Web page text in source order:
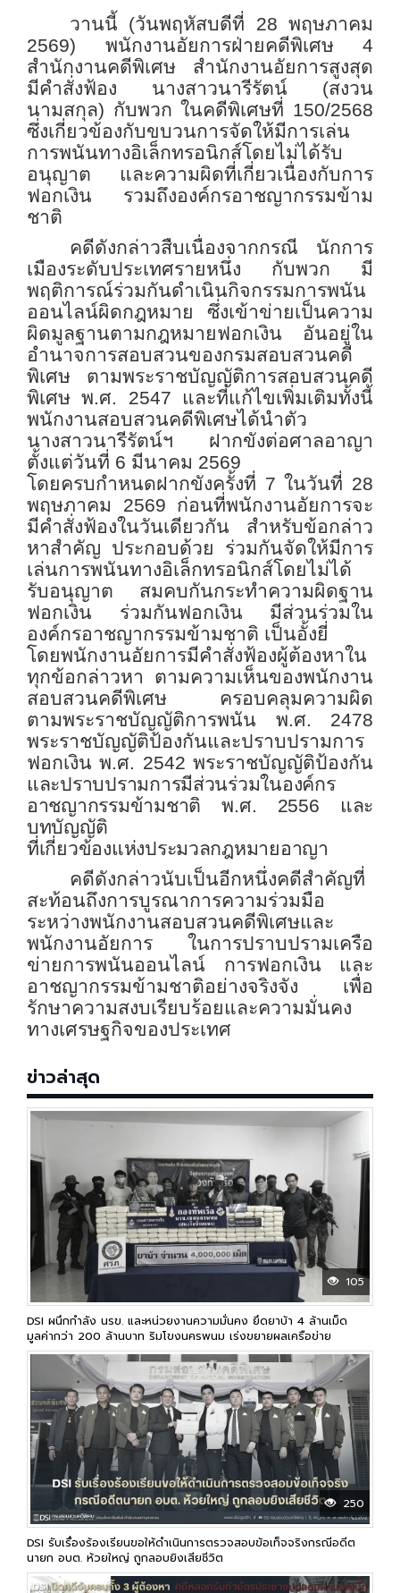
วานนี้ (วันพฤหัสบดีที่ 28 พฤษภาคม
2569) พนักงานอัยการฝ่ายคดีพิเศษ 4
สำนักงานคดีพิเศษ สำนักงานอัยการสูงสุด
มีคำสั่งฟ้อง นางสาวนารีรัตน์ (สงวน
นามสกุล) กับพวก ในคดีพิเศษที่ 150/2568
ซึ่งเกี่ยวข้องกับขบวนการจัดให้มีการเล่น
การพนันทางอิเล็กทรอนิกส์โดยไม่ได้รับ
อนุญาต และความผิดที่เกี่ยวเนื่องกับการ
ฟอกเงิน รวมถึงองค์กรอาชญากรรมข้าม
ชาติ
คดีดังกล่าวสืบเนื่องจากกรณี นักการ
เมืองระดับประเทศรายหนึ่ง กับพวก มี
พฤติการณ์ร่วมกันดำเนินกิจกรรมการพนัน
ออนไลน์ผิดกฎหมาย ซึ่งเข้าข่ายเป็นความ
ผิดมูลฐานตามกฎหมายฟอกเงิน อันอยู่ใน
อำนาจการสอบสวนของกรมสอบสวนคดี
พิเศษ ตามพระราชบัญญัติการสอบสวนคดี
พิเศษ พ.ศ. 2547 และที่แก้ไขเพิ่มเติมทั้งนี้
พนักงานสอบสวนคดีพิเศษได้นำตัว
นางสาวนารีรัตน์ฯ ฝากขังต่อศาลอาญา
ตั้งแต่วันที่ 6 มีนาคม 2569
โดยครบกำหนดฝากขังครั้งที่ 7 ในวันที่ 28
พฤษภาคม 2569 ก่อนที่พนักงานอัยการจะ
มีคำสั่งฟ้องในวันเดียวกัน สำหรับข้อกล่าว
หาสำคัญ ประกอบด้วย ร่วมกันจัดให้มีการ
เล่นการพนันทางอิเล็กทรอนิกส์โดยไม่ได้
รับอนุญาต สมคบกันกระทำความผิดฐาน
ฟอกเงิน ร่วมกันฟอกเงิน มีส่วนร่วมใน
องค์กรอาชญากรรมข้ามชาติ เป็นอั้งยี่
โดยพนักงานอัยการมีคำสั่งฟ้องผู้ต้องหาใน
ทุกข้อกล่าวหา ตามความเห็นของพนักงาน
สอบสวนคดีพิเศษ ครอบคลุมความผิด
ตามพระราชบัญญัติการพนัน พ.ศ. 2478
พระราชบัญญัติป้องกันและปราบปรามการ
ฟอกเงิน พ.ศ. 2542 พระราชบัญญัติป้องกัน
และปราบปรามการมีส่วนร่วมในองค์กร
อาชญากรรมข้ามชาติ พ.ศ. 2556 และ
บทบัญญัติ
ที่เกี่ยวข้องแห่งประมวลกฎหมายอาญา
คดีดังกล่าวนับเป็นอีกหนึ่งคดีสำคัญที่
สะท้อนถึงการบูรณาการความร่วมมือ
ระหว่างพนักงานสอบสวนคดีพิเศษและ
พนักงานอัยการ ในการปราบปรามเครือ
ข่ายการพนันออนไลน์ การฟอกเงิน และ
อาชญากรรมข้ามชาติอย่างจริงจัง เพื่อ
รักษาความสงบเรียบร้อยและความมั่นคง
ทางเศรษฐกิจของประเทศ
ข่าวล่าสุด
105
DSI ผนึกกำลัง นรข. และหน่วยงานความมั่นคง ยึดยาบ้า 4 ล้านเม็ด
มูลค่ากว่า 200 ล้านบาท ริมโขงนครพนม เร่งขยายผลเครือข่าย
250
DSI รับเรื่องร้องเรียนขอให้ดำเนินการตรวจสอบข้อเท็จจริงกรณีอดีต
นายก อบต. ห้วยใหญ่ ถูกลอบยิงเสียชีวิต